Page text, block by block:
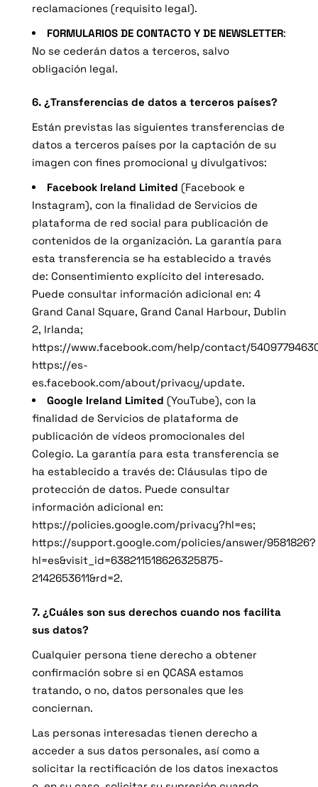
reclamaciones (requisito legal).
FORMULARIOS DE CONTACTO Y DE NEWSLETTER:
No se cederán datos a terceros, salvo
obligación legal.
6. ¿Transferencias de datos a terceros países?
Están previstas las siguientes transferencias de
datos a terceros países por la captación de su
imagen con fines promocional y divulgativos:
Facebook Ireland Limited (Facebook e
Instagram), con la finalidad de Servicios de
plataforma de red social para publicación de
contenidos de la organización. La garantía para
esta transferencia se ha establecido a través
de: Consentimiento explícito del interesado.
Puede consultar información adicional en: 4
Grand Canal Square, Grand Canal Harbour, Dublin
2, Irlanda;
https://www.facebook.com/help/contact/
https://es-
es.facebook.com/about/privacy/update.
Google Ireland Limited (YouTube), con la
finalidad de Servicios de plataforma de
publicación de vídeos promocionales del
Colegio. La garantía para esta transferencia se
ha establecido a través de: Cláusulas tipo de
protección de datos. Puede consultar
información adicional en:
https://policies.google.com/privacy?hl=es;
https://support.google.com/policies/answer/9581826?
hl=es&visit_id=638211518626325875-
2142653611&rd=2.
7. ¿Cuáles son sus derechos cuando nos facilita
sus datos?
Cualquier persona tiene derecho a obtener
confirmación sobre si en QCASA estamos
tratando, o no, datos personales que les
conciernan.
Las personas interesadas tienen derecho a
acceder a sus datos personales, así como a
solicitar la rectificación de los datos inexactos